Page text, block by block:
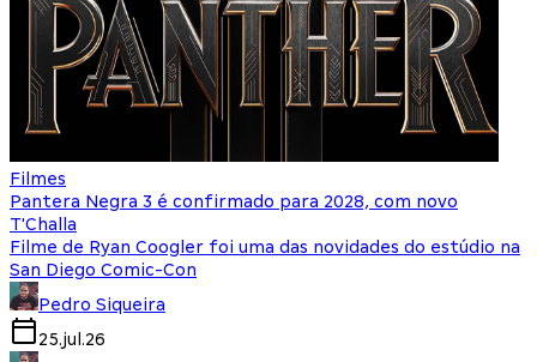
Filmes
Pantera Negra 3 é confirmado para 2028, com novo
T'Challa
Filme de Ryan Coogler foi uma das novidades do estúdio na
San Diego Comic-Con
Pedro Siqueira
25.jul.26